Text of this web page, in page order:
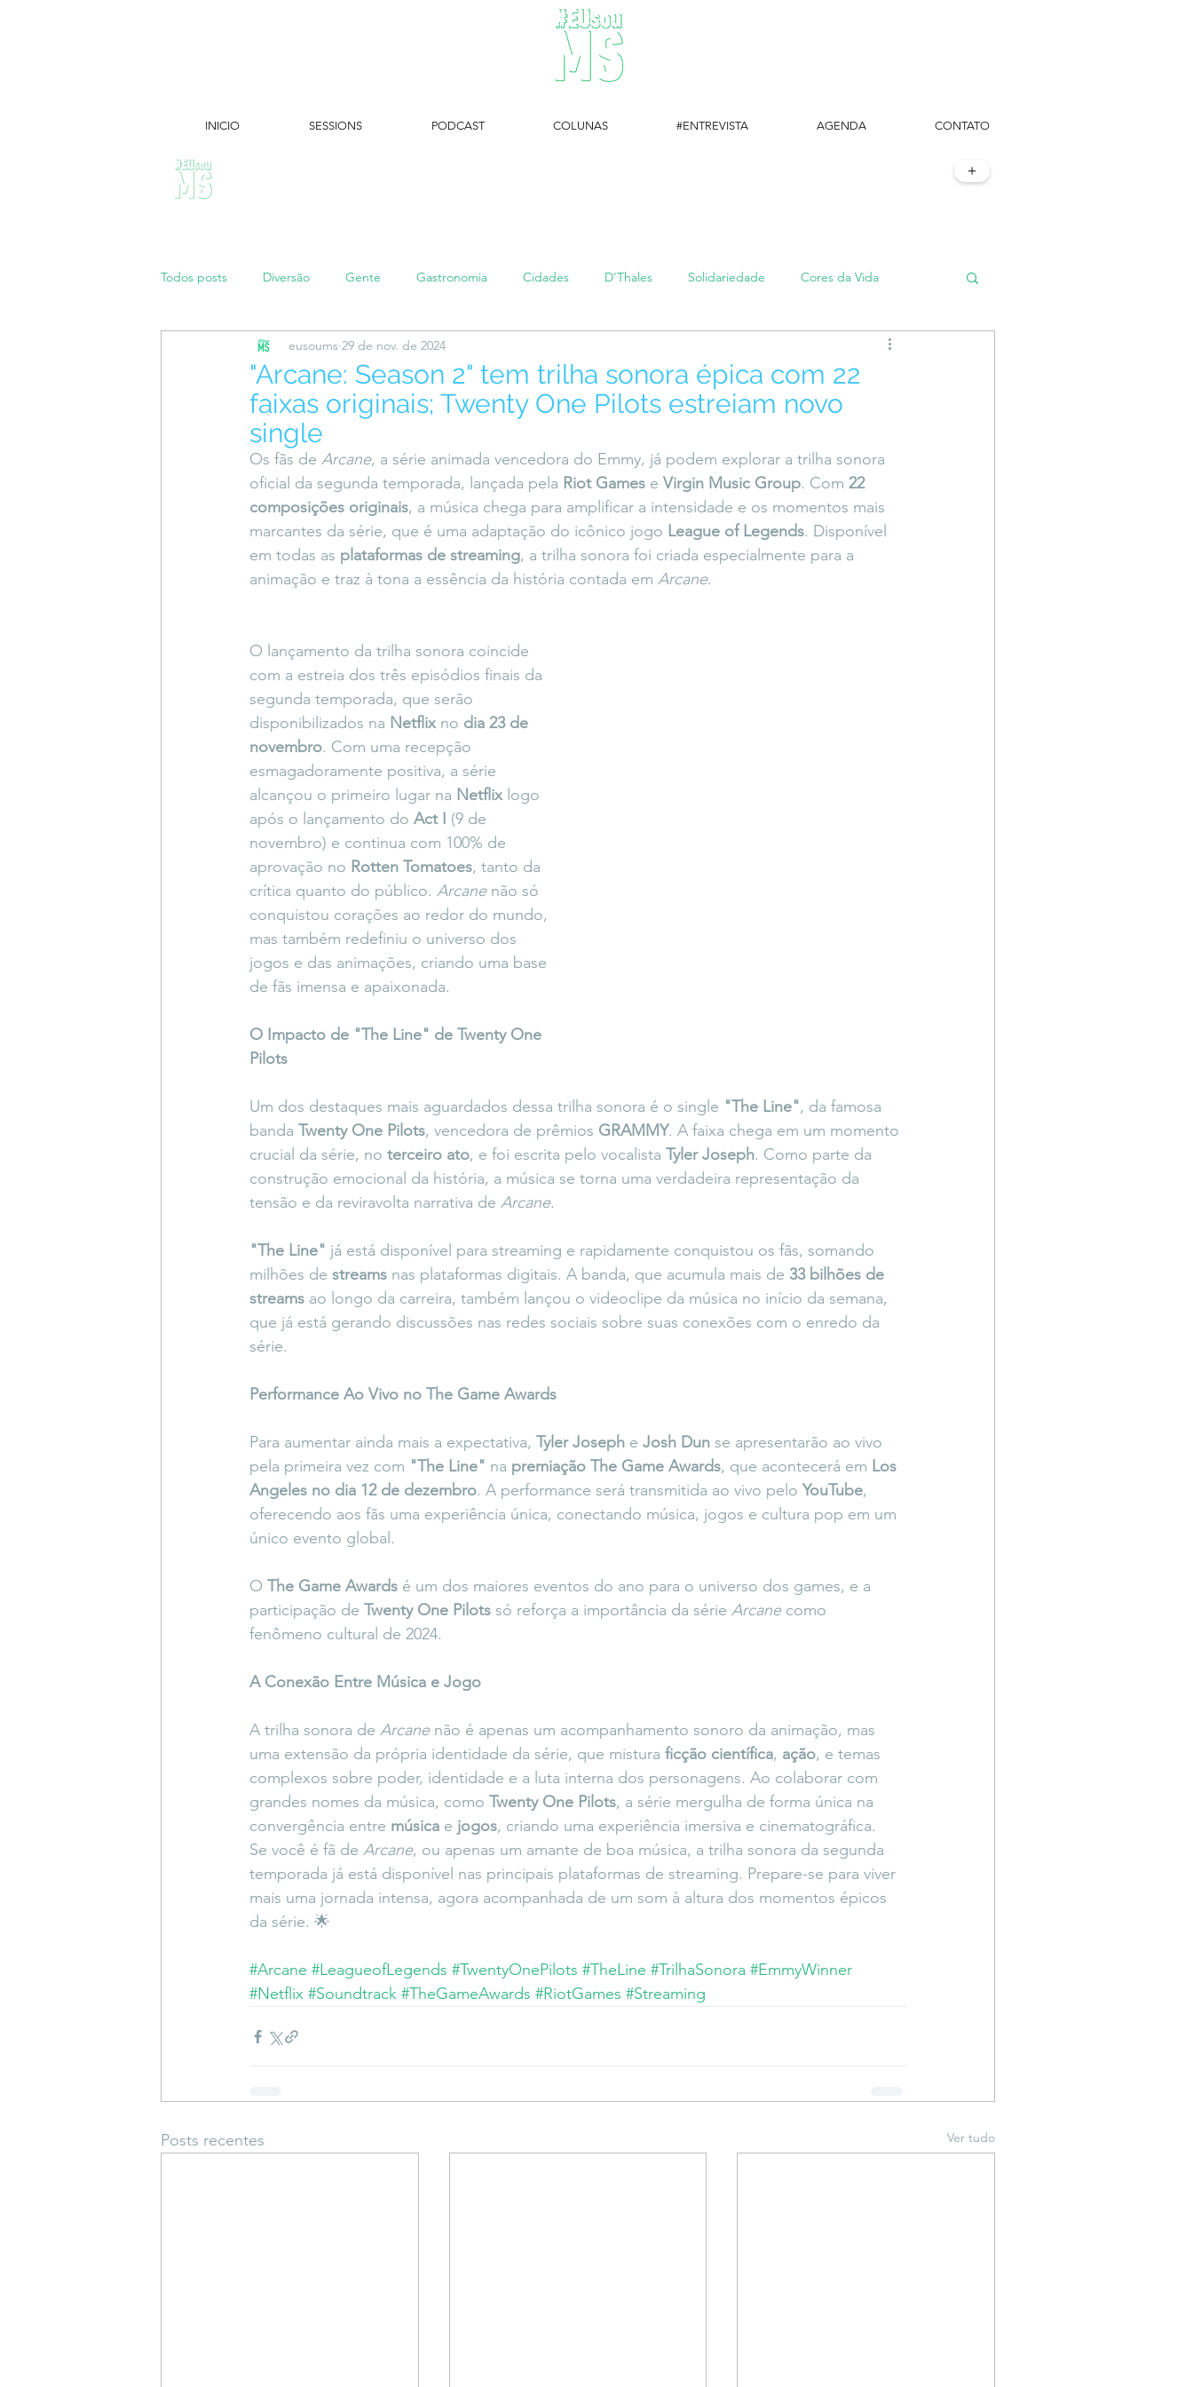
Todos posts Diversão Gente Gastronomia Cidades D'Thales Solidariedade Cores da Vida
Papo de Mãe #maratonei #setembroamarelo #TôemSampa, meu!
Coluna do Vasques #DescomplicaLara #entrevista Entre Palavras Fora da Curva Território Livre
DESIMAGINAR Saiba Direito
"Arcane: Season 2" tem trilha sonora épica com 22
faixas originais; Twenty One Pilots estreiam novo
single
eusoums 29 de nov. de 2024
Os fãs de Arcane, a série animada vencedora do Emmy, já podem explorar a trilha sonora
oficial da segunda temporada, lançada pela Riot Games e Virgin Music Group. Com 22
composições originais, a música chega para amplificar a intensidade e os momentos mais
marcantes da série, que é uma adaptação do icônico jogo League of Legends. Disponível
em todas as plataformas de streaming, a trilha sonora foi criada especialmente para a
animação e traz à tona a essência da história contada em Arcane.
O lançamento da trilha sonora coincide
com a estreia dos três episódios finais da
segunda temporada, que serão
disponibilizados na Netflix no dia 23 de
novembro. Com uma recepção
esmagadoramente positiva, a série
alcançou o primeiro lugar na Netflix logo
após o lançamento do Act I (9 de
novembro) e continua com 100% de
aprovação no Rotten Tomatoes, tanto da
crítica quanto do público. Arcane não só
conquistou corações ao redor do mundo,
mas também redefiniu o universo dos
jogos e das animações, criando uma base
de fãs imensa e apaixonada.
O Impacto de "The Line" de Twenty One
Pilots
Um dos destaques mais aguardados dessa trilha sonora é o single "The Line", da famosa
banda Twenty One Pilots, vencedora de prêmios GRAMMY. A faixa chega em um momento
crucial da série, no terceiro ato, e foi escrita pelo vocalista Tyler Joseph. Como parte da
construção emocional da história, a música se torna uma verdadeira representação da
tensão e da reviravolta narrativa de Arcane.
"The Line" já está disponível para streaming e rapidamente conquistou os fãs, somando
milhões de streams nas plataformas digitais. A banda, que acumula mais de 33 bilhões de
streams ao longo da carreira, também lançou o videoclipe da música no início da semana,
que já está gerando discussões nas redes sociais sobre suas conexões com o enredo da
série.
Performance Ao Vivo no The Game Awards
Para aumentar ainda mais a expectativa, Tyler Joseph e Josh Dun se apresentarão ao vivo
pela primeira vez com "The Line" na premiação The Game Awards, que acontecerá em Los
Angeles no dia 12 de dezembro. A performance será transmitida ao vivo pelo YouTube,
oferecendo aos fãs uma experiência única, conectando música, jogos e cultura pop em um
único evento global.
O The Game Awards é um dos maiores eventos do ano para o universo dos games, e a
participação de Twenty One Pilots só reforça a importância da série Arcane como
fenômeno cultural de 2024.
A Conexão Entre Música e Jogo
A trilha sonora de Arcane não é apenas um acompanhamento sonoro da animação, mas
uma extensão da própria identidade da série, que mistura ficção científica, ação, e temas
complexos sobre poder, identidade e a luta interna dos personagens. Ao colaborar com
grandes nomes da música, como Twenty One Pilots, a série mergulha de forma única na
convergência entre música e jogos, criando uma experiência imersiva e cinematográfica.
Se você é fã de Arcane, ou apenas um amante de boa música, a trilha sonora da segunda
temporada já está disponível nas principais plataformas de streaming. Prepare-se para viver
mais uma jornada intensa, agora acompanhada de um som à altura dos momentos épicos
da série. 🌟
#Arcane #LeagueofLegends #TwentyOnePilots #TheLine #TrilhaSonora #EmmyWinner
#Netflix #Soundtrack #TheGameAwards #RiotGames #Streaming
Posts recentes Ver tudo
+
INICIO SESSIONS PODCAST COLUNAS #ENTREVISTA AGENDA CONTATO